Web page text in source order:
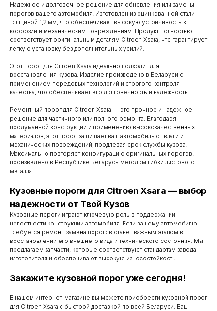
Надежное и долговечное решение для обновления или замены
порогов вашего автомобиля. Изготовлен из оцинкованной стали
толщиной 1,2 мм, что обеспечивает высокую устойчивость к
коррозии и механическим повреждениям. Продукт полностью
соответствует оригинальным деталям Citroen Xsara, что гарантирует
легкую установку без дополнительных усилий.
Этот порог для Citroen Xsara идеально подходит для
восстановления кузова. Изделие произведено в Беларуси с
применением передовых технологий и строгого контроля
качества, что обеспечивает его долговечность и надежность.
Ремонтный порог для Citroen Xsara — это прочное и надежное
решение для частичного или полного ремонта. Благодаря
продуманной конструкции и применению высококачественных
материалов, этот порог защищает ваш автомобиль от влаги и
механических повреждений, продлевая срок службы кузова.
Максимально повторяет конфигурацию оригинальных порогов,
произведено в Республике Беларусь методом гибки листового
металла.
Кузовные пороги для Citroen Xsara — выбор
надежности от Твой Кузов
Кузовные пороги играют ключевую роль в поддержании
целостности конструкции автомобиля. Если вашему автомобилю
требуется ремонт, замена порогов станет важным этапом в
восстановлении его внешнего вида и технического состояния. Мы
предлагаем запчасти, которые соответствуют стандартам завода-
изготовителя и обеспечивают высокую износостойкость.
Закажите кузовной порог уже сегодня!
В нашем интернет-магазине вы можете приобрести кузовной порог
для Citroen Xsara с быстрой доставкой по всей Беларуси. Ваш
Контакты
Телефоны для связи
Мы работаем
с понедельника
по субботу с 9.00
до 20.00